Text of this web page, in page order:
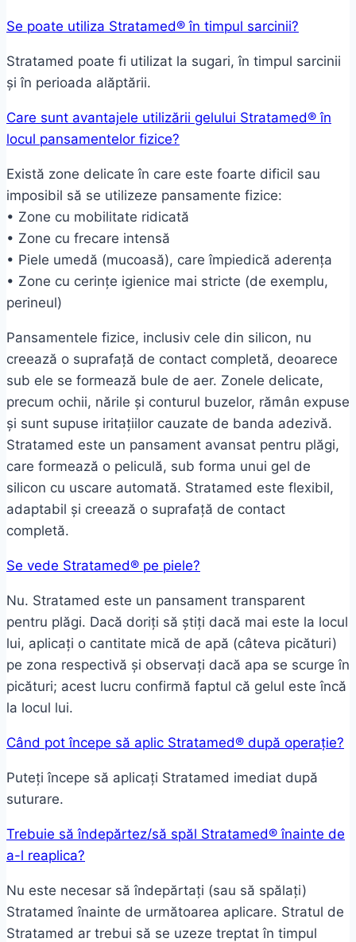
Se poate utiliza Stratamed® în timpul sarcinii?
Stratamed poate fi utilizat la sugari, în timpul sarcinii
și în perioada alăptării.
Care sunt avantajele utilizării gelului Stratamed® în
locul pansamentelor fizice?
Există zone delicate în care este foarte dificil sau
imposibil să se utilizeze pansamente fizice:
• Zone cu mobilitate ridicată
• Zone cu frecare intensă
• Piele umedă (mucoasă), care împiedică aderența
• Zone cu cerințe igienice mai stricte (de exemplu,
perineul)
Pansamentele fizice, inclusiv cele din silicon, nu
creează o suprafață de contact completă, deoarece
sub ele se formează bule de aer. Zonele delicate,
precum ochii, nările și conturul buzelor, rămân expuse
și sunt supuse iritațiilor cauzate de banda adezivă.
Stratamed este un pansament avansat pentru plăgi,
care formează o peliculă, sub forma unui gel de
silicon cu uscare automată. Stratamed este flexibil,
adaptabil și creează o suprafață de contact
completă.
Se vede Stratamed® pe piele?
Nu. Stratamed este un pansament transparent
pentru plăgi. Dacă doriți să știți dacă mai este la locul
lui, aplicați o cantitate mică de apă (câteva picături)
pe zona respectivă și observați dacă apa se scurge în
picături; acest lucru confirmă faptul că gelul este încă
la locul lui.
Când pot începe să aplic Stratamed® după operație?
Puteți începe să aplicați Stratamed imediat după
suturare.
Trebuie să îndepărtez/să spăl Stratamed® înainte de
a-l reaplica?
Nu este necesar să îndepărtați (sau să spălați)
Stratamed înainte de următoarea aplicare. Stratul de
Stratamed ar trebui să se uzeze treptat în timpul